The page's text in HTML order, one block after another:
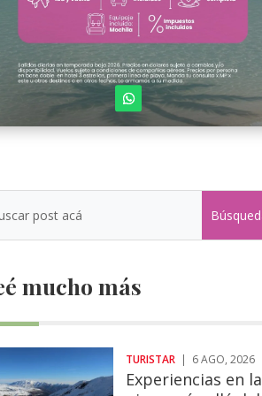
mucho más
TURISTAR | 6 AGO, 2026
Experiencias en la